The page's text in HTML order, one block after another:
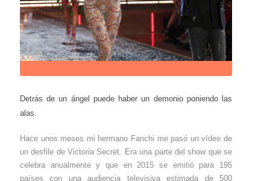
Detrás de un ángel puede haber un demonio poniendo las
alas.
Hace unos meses mi hermano Fanchi me pasó un vídeo de
un desfile de Victoria Secret. Era una parte del show que se
celebra anualmente y que en 2015 se emitió para 195
países con una audiencia televisiva estimada de 500